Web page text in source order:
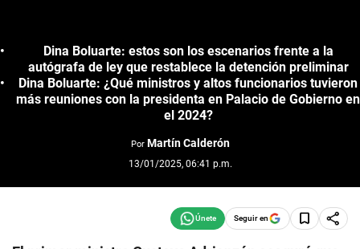
Dina Boluarte: estos son los escenarios frente a la
autógrafa de ley que restablece la detención preliminar
Dina Boluarte: ¿Qué ministros y altos funcionarios tuvieron
más reuniones con la presidenta en Palacio de Gobierno en
el 2024?
Por Martín Calderón
13/01/2025, 06:41 p.m.
Seguir en